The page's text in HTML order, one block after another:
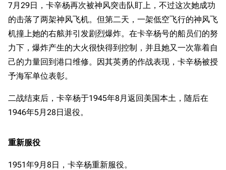
7月29日，卡辛杨再次被神风突击队盯上，不过这次她成功
的击落了两架神风飞机。但第二天，一架低空飞行的神风飞
机撞上她的右舷并引发剧烈爆炸。在卡辛杨号的船员们的努
力下，爆炸产生的大火很快得到控制，并且她又一次靠着自
己的力量回到港口维修。因其英勇的作战表现，卡辛杨被授
予海军单位表彰。
二战结束后，卡辛杨于1945年8月返回美国本土，随后在
1946年5月28日退役。
重新服役
1951年9月8日，卡辛杨重新服役。